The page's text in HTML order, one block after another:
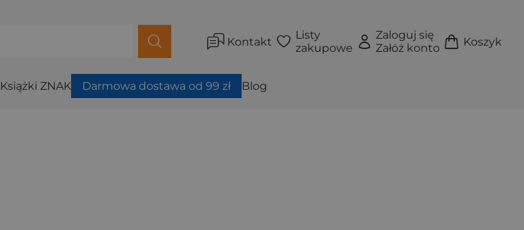
Kontakt
Listy
zakupowe
Zaloguj się
Załóż konto
Koszyk
Książki ZNAK Darmowa dostawa od 99 zł Blog